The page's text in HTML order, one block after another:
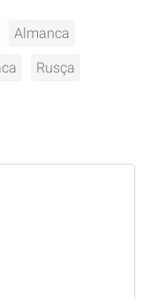
Almanca
Rusça